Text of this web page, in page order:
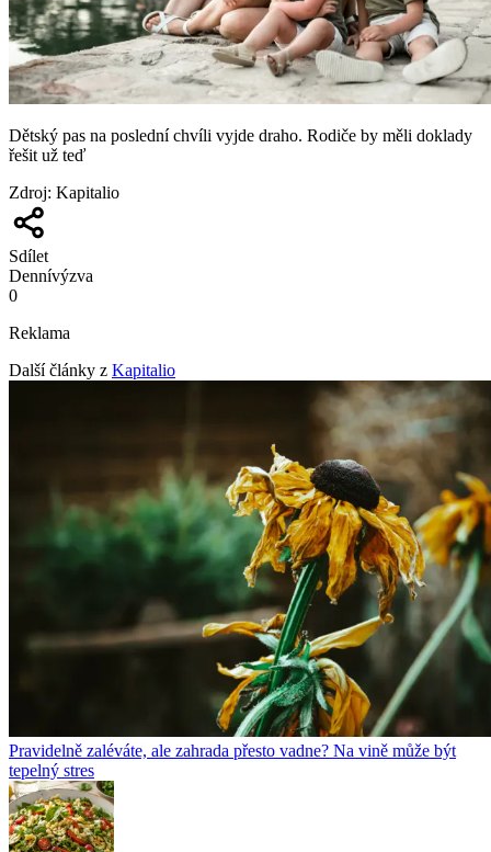
Dětský pas na poslední chvíli vyjde draho. Rodiče by měli doklady
řešit už teď
Zdroj: Kapitalio
Sdílet
Dennívýzva
0
Reklama
Další články z Kapitalio
Pravidelně zaléváte, ale zahrada přesto vadne? Na vině může být
tepelný stres